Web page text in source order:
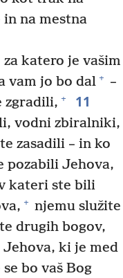
na mestna
katero je vašim
vam jo bo dal + –
zgradili, + 11
vodni zbiralniki,
zasadili – in ko
pozabili Jehova,
kateri ste bili
+ njemu služite
drugih bogov,
Jehova, ki je med
bo vaš Bog